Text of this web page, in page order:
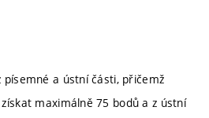
písemné a ústní části, přičemž
maximálně 75 bodů a z ústní